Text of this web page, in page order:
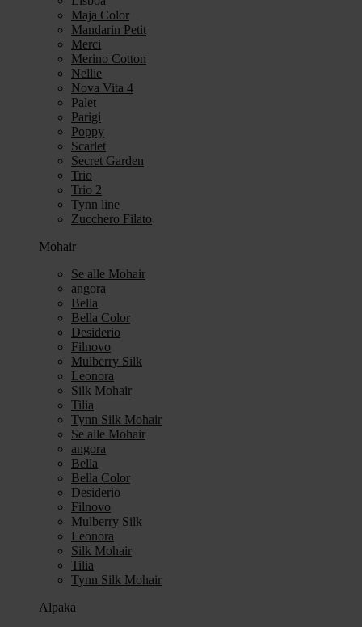
Maja Color
Mandarin Petit
Merci
Merino Cotton
Nellie
Nova Vita 4
Palet
Parigi
Poppy
Scarlet
Secret Garden
Trio
Trio 2
Tynn line
Zucchero Filato
Mohair
Se alle Mohair
angora
Bella
Bella Color
Desiderio
Filnovo
Mulberry Silk
Leonora
Silk Mohair
Tilia
Tynn Silk Mohair
Se alle Mohair
angora
Bella
Bella Color
Desiderio
Filnovo
Mulberry Silk
Leonora
Silk Mohair
Tilia
Tynn Silk Mohair
Alpaka